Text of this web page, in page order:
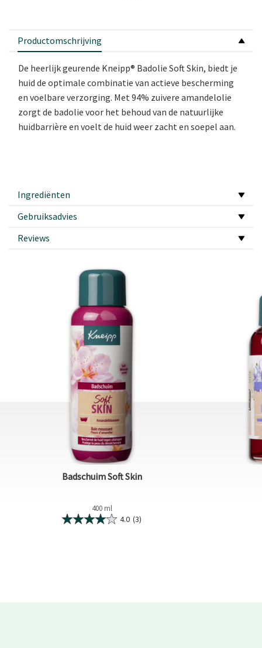
Productomschrijving
De heerlijk geurende Kneipp® Badolie Soft Skin, biedt je
huid de optimale combinatie van actieve bescherming
en voelbare verzorging. Met 94% zuivere amandelolie
zorgt de badolie voor het behoud van de natuurlijke
huidbarrière en voelt de huid weer zacht en soepel aan.
Ingrediënten
Gebruiksadvies
Reviews
Badschuim Soft Skin
400 ml
4.0 (3)